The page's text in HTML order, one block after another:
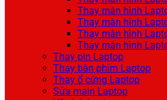
Thay màn hình
Thay màn hình
Thay màn hình
Thay màn hình
Thay pin Laptop
Thay bàn phím Laptop
Thay ổ cứng Laptop
Sửa main Laptop